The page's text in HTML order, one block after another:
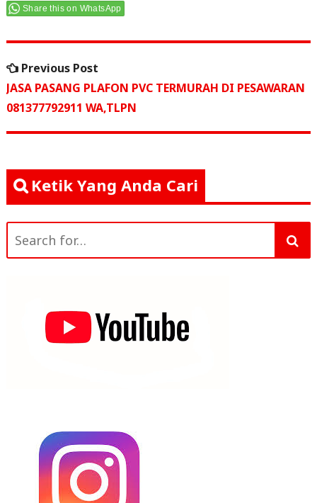
c
e
b
o
o
k
itt
e
r
ai
l
at
s
p
p
e
Share this on WhatsApp
Navigasi
pos
Previous PostPrevious
post:
JASA PASANG PLAFON PVC TERMURAH DI PESAWARAN
081377792911 WA,TLPN
Ketik Yang Anda Cari
for: